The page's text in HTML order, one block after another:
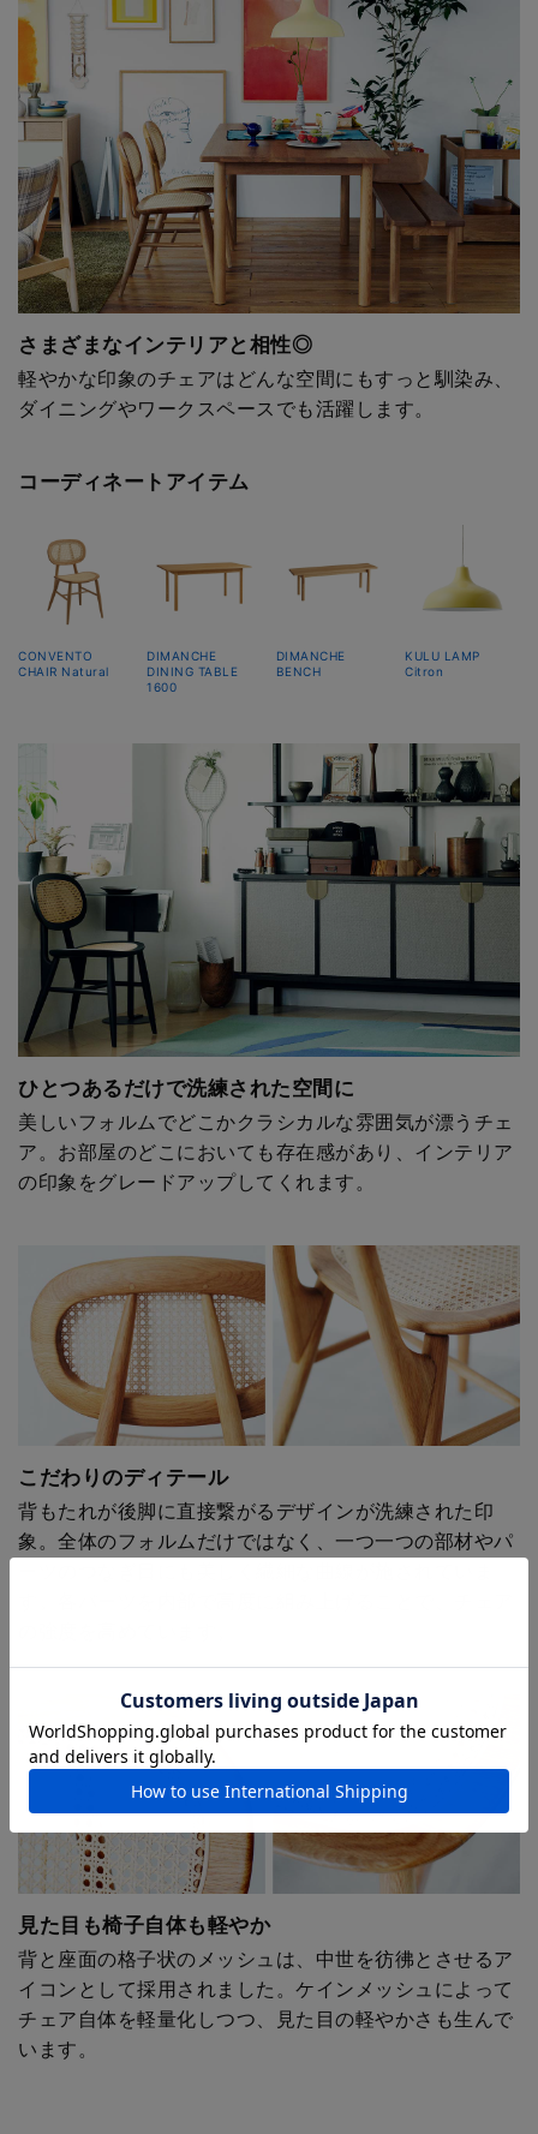
さまざまなインテリアと相性◎
軽やかな印象のチェアはどんな空間にもすっと馴染み、
ダイニングやワークスペースでも活躍します。
コーディネートアイテム
CONVENTO
CHAIR Natural
DIMANCHE
DINING TABLE
1600
DIMANCHE
BENCH
KULU LAMP
Citron
ひとつあるだけで洗練された空間に
美しいフォルムでどこかクラシカルな雰囲気が漂うチェ
ア。お部屋のどこにおいても存在感があり、インテリア
の印象をグレードアップしてくれます。
こだわりのディテール
背もたれが後脚に直接繋がるデザインが洗練された印
象。全体のフォルムだけではなく、一つ一つの部材やパ
見た目も椅子自体も軽やか
背と座面の格子状のメッシュは、中世を彷彿とさせるア
イコンとして採用されました。ケインメッシュによって
チェア自体を軽量化しつつ、見た目の軽やかさも生んで
います。